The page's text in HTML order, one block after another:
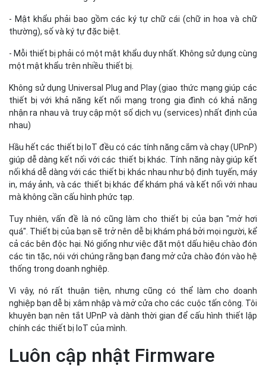
- Mật khẩu phải bao gồm các ký tự chữ cái (chữ in hoa và chữ
thường), số và ký tự đặc biệt.
- Mỗi thiết bị phải có một mật khẩu duy nhất. Không sử dụng cùng
một mật khẩu trên nhiều thiết bị.
Không sử dụng Universal Plug and Play (giao thức mạng giúp các
thiết bị với khả năng kết nối mạng trong gia đình có khả năng
nhận ra nhau và truy cập một số dịch vụ (services) nhất định của
nhau)
Hầu hết các thiết bị IoT đều có các tính năng cắm và chạy (UPnP)
giúp dễ dàng kết nối với các thiết bị khác. Tính năng này giúp kết
nối khá dễ dàng với các thiết bị khác nhau như bộ định tuyến, máy
in, máy ảnh, và các thiết bị khác để khám phá và kết nối với nhau
mà không cần cấu hình phức tạp.
Tuy nhiên, vấn đề là nó cũng làm cho thiết bị của bạn "mở hơi
quá". Thiết bị của bạn sẽ trở nên dễ bị khám phá bởi mọi người, kể
cả các bên độc hại. Nó giống như việc đặt một dấu hiệu chào đón
các tin tặc, nói với chúng rằng bạn đang mở cửa chào đón vào hệ
thống trong doanh nghiệp.
Vì vậy, nó rất thuận tiện, nhưng cũng có thể làm cho doanh
nghiệp bạn dễ bị xâm nhập và mở cửa cho các cuộc tấn công. Tôi
khuyên bạn nên tắt UPnP và dành thời gian để cấu hình thiết lập
chính các thiết bị IoT của mình.
Luôn cập nhật Firmware